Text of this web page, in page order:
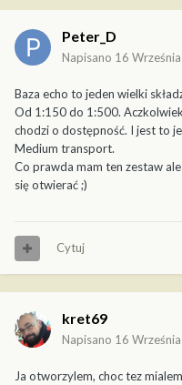
Peter_D
Napisano 16
Baza echo to jeden wielki
Od 1:150 do 1:500.
chodzi o dostępność. I jest to
Medium transport.
Co prawda mam ten zestaw
się otwierać ;)
Cytuj
kret69
Napisano 16
Ja otworzylem, choc tez